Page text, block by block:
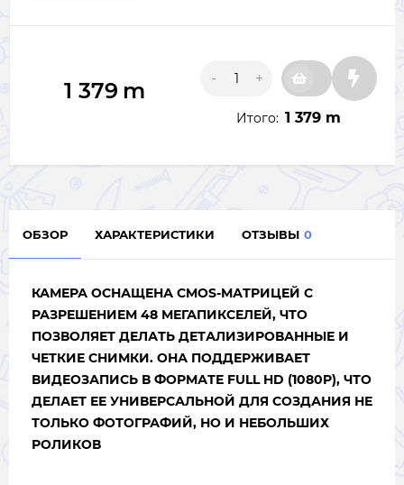
1 379 m - +
Итого: 1 379 m
ОБЗОР ХАРАКТЕРИСТИКИ ОТЗЫВЫ 0
КАМЕРА ОСНАЩЕНА CMOS-МАТРИЦЕЙ С
РАЗРЕШЕНИЕМ 48 МЕГАПИКСЕЛЕЙ, ЧТО
ПОЗВОЛЯЕТ ДЕЛАТЬ ДЕТАЛИЗИРОВАННЫЕ И
ЧЕТКИЕ СНИМКИ. ОНА ПОДДЕРЖИВАЕТ
ВИДЕОЗАПИСЬ В ФОРМАТЕ FULL HD (1080P), ЧТО
ДЕЛАЕТ ЕЕ УНИВЕРСАЛЬНОЙ ДЛЯ СОЗДАНИЯ НЕ
ТОЛЬКО ФОТОГРАФИЙ, НО И НЕБОЛЬШИХ
РОЛИКОВ